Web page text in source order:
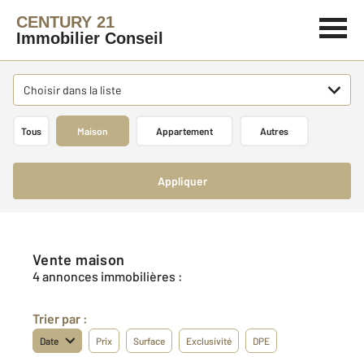
CENTURY 21
Immobilier Conseil
Choisir dans la liste
Tous Maison Appartement Autres
Appliquer
Vente maison
4 annonces immobilières :
Trier par :
Date Prix Surface Exclusivité DPE